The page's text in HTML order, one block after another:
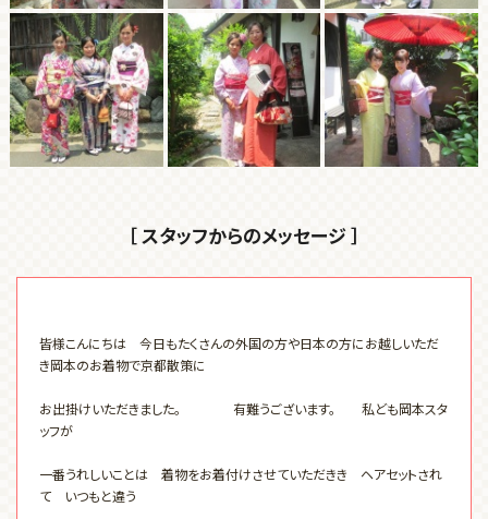
［ スタッフからのメッセージ ］
皆様こんにちは 今日もたくさんの外国の方や日本の方にお越しいただ
き岡本のお着物で京都散策に
お出掛けいただきました。 有難うございます。 私ども岡本スタ
ッフが
一番うれしいことは 着物をお着付けさせていただきき ヘアセットされ
て いつもと違う